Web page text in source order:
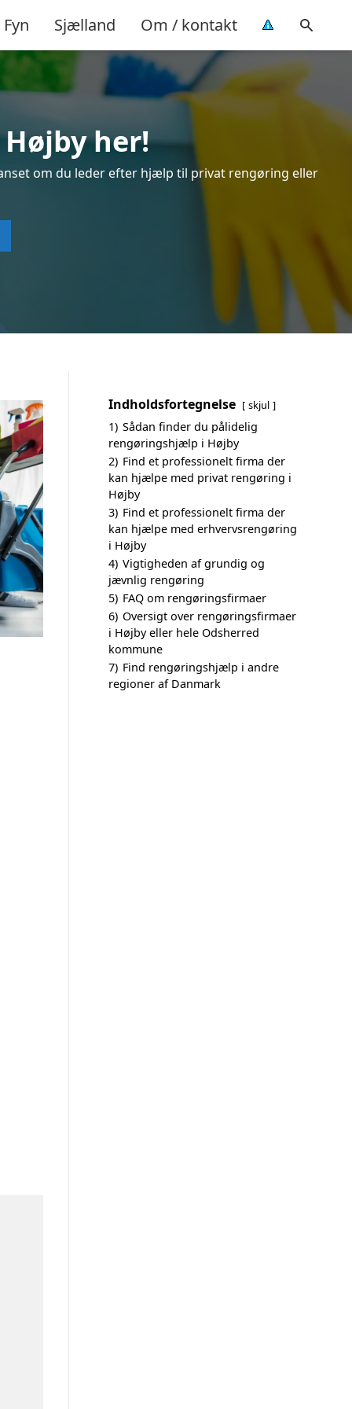
Fyn Sjælland Om / kontakt
her!
om du leder efter hjælp til privat rengøring eller
Indholdsfortegnelse skjul
1) Sådan finder du pålidelig
rengøringshjælp i Højby
2) Find et professionelt firma der
kan hjælpe med privat rengøring i
Højby
3) Find et professionelt firma der
kan hjælpe med erhvervsrengøring
i Højby
4) Vigtigheden af grundig og
jævnlig rengøring
5) FAQ om rengøringsfirmaer
6) Oversigt over rengøringsfirmaer
i Højby eller hele Odsherred
kommune
7) Find rengøringshjælp i andre
regioner af Danmark